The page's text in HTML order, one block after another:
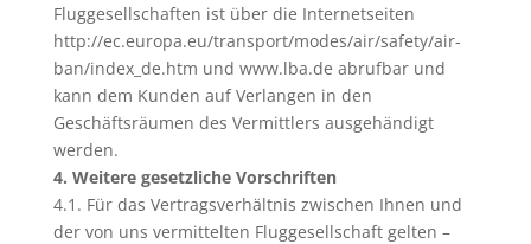
Fluggesellschaften ist über die Internetseiten
http://ec.europa.eu/transport/modes/air/safety/air-
ban/index_de.htm und www.lba.de abrufbar und
kann dem Kunden auf Verlangen in den
Geschäftsräumen des Vermittlers ausgehändigt
werden.
4. Weitere gesetzliche Vorschriften
4.1. Für das Vertragsverhältnis zwischen Ihnen und
der von uns vermittelten Fluggesellschaft gelten –